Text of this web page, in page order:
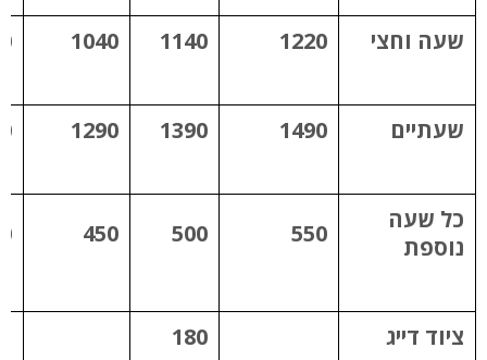
שעה וחצי 1220
1140
1040
שעתיים 1490
1390
1290
כל שעה
נוספת
550
500
450
ציוד דייג 180